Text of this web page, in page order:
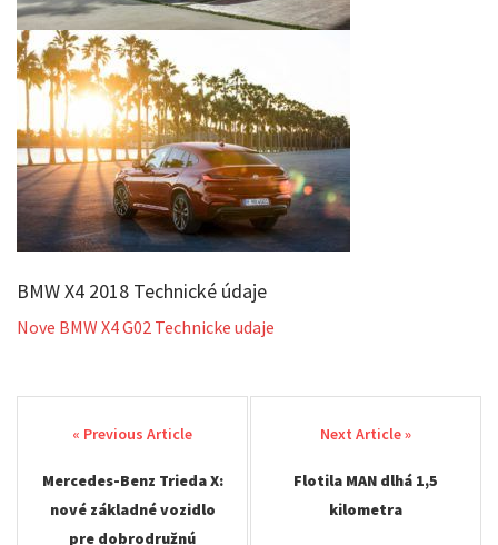
BMW X4 2018 Technické údaje
Nove BMW X4 G02 Technicke udaje
navigation
Mercedes-Benz Trieda X:
nové základné vozidlo
pre dobrodružnú
Flotila MAN dlhá 1,5
kilometra